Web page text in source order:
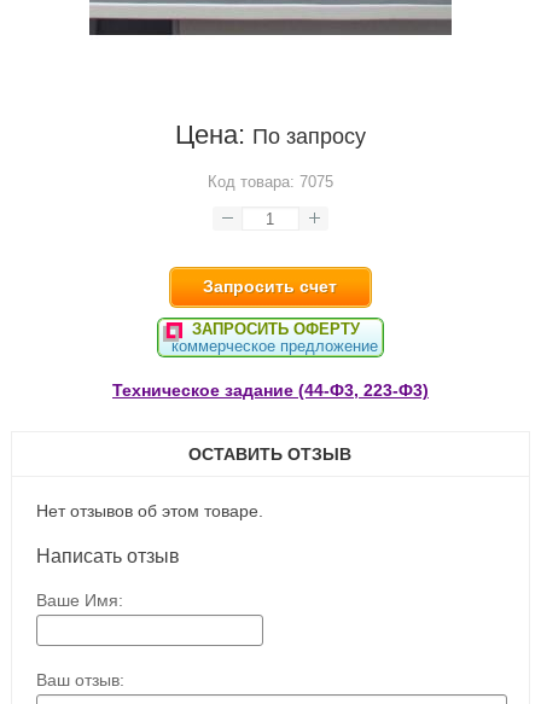
Цена: По запросу
Код товара: 7075
Запросить счет
ЗАПРОСИТЬ ОФЕРТУ
коммерческое предложение
Техническое задание (44-Ф3, 223-Ф3)
ОСТАВИТЬ ОТЗЫВ
Нет отзывов об этом товаре.
Написать отзыв
Ваше Имя:
Ваш отзыв: